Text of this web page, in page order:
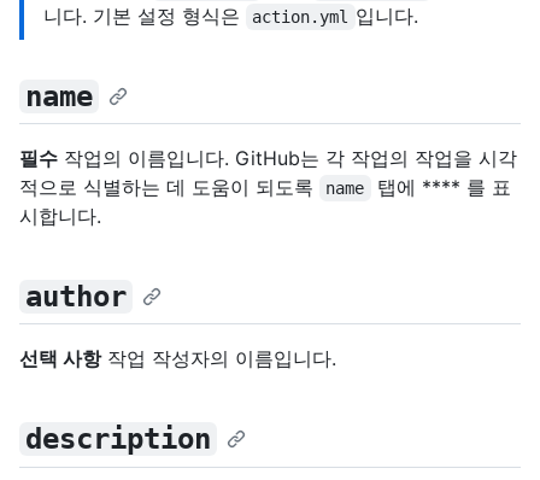
니다. 기본 설정 형식은
action.yml 입니다.
name
필수 작업의 이름입니다. GitHub는 각 작업의 작업을 시각
적으로 식별하는 데 도움이 되도록
name
탭에 **** 를 표
시합니다.
author
선택 사항작업 작성자의 이름입니다.
description